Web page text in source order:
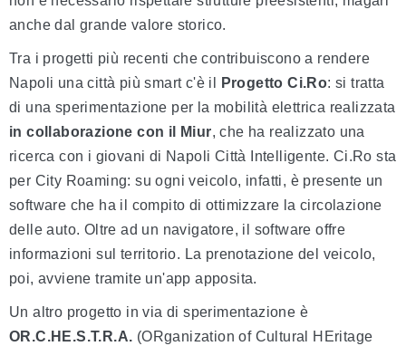
anche dal grande valore storico.
Tra i progetti più recenti che contribuiscono a rendere
Napoli una città più smart c'è il
Progetto Ci.Ro: si tratta
di una sperimentazione per la mobilità elettrica realizzata
in collaborazione con il Miur, che ha realizzato una
ricerca con i giovani di Napoli Città Intelligente. Ci.Ro sta
per City Roaming: su ogni veicolo, infatti, è presente un
software che ha il compito di ottimizzare la circolazione
delle auto. Oltre ad un navigatore, il software offre
informazioni sul territorio. La prenotazione del veicolo,
poi, avviene tramite un'app apposita.
Un altro progetto in via di sperimentazione è
OR.C.HE.S.T.R.A. (ORganization of Cultural HEritage